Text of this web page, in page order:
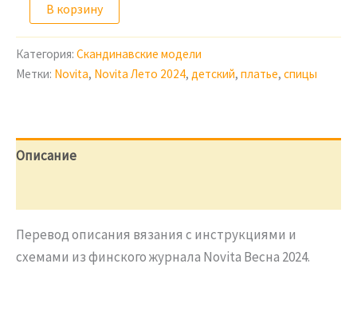
товара
вязания
трикотажного
платья
В корзину
Категория: Скандинавские модели
Метки: Novita, Novita Лето 2024, детский, платье, спицы
Описание
Перевод описания вязания с инструкциями и
схемами из финского журнала Novita Весна 2024.